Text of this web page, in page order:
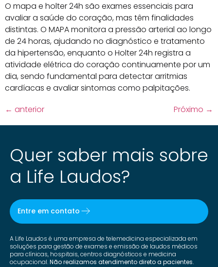
O mapa e holter 24h são exames essenciais para
avaliar a saúde do coração, mas têm finalidades
distintas. O MAPA monitora a pressão arterial ao longo
de 24 horas, ajudando no diagnóstico e tratamento
da hipertensão, enquanto o Holter 24h registra a
atividade elétrica do coração continuamente por um
dia, sendo fundamental para detectar arritmias
cardíacas e avaliar sintomas como palpitações.
← anterior Próximo →
Quer saber mais sobre
a Life Laudos?
Entre em contato
A Life Laudos é uma empresa de telemedicina especializada em
soluções para gestão de exames e emissão de laudos médicos
para clínicas, hospitais, centros diagnósticos e medicina
ocupacional.Não realizamos atendimento direto a pacientes.